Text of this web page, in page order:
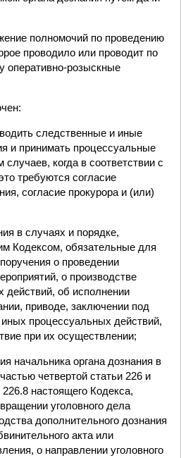
полномочий по проведению
проводило или проводит по
оперативно-розыскные
следственные и иные
и принимать процессуальные
когда в соответствии с
требуются согласие
согласие прокурора и (или)
в случаях и порядке,
Кодексом, обязательные для
о проведении
о производстве
действий, об исполнении
приводе, заключении под
процессуальных действий,
при их осуществлении;
начальника органа дознания в
четвертой статьи 226 и
настоящего Кодекса,
уголовного дела
дополнительного дознания
акта или
о направлении уголовного